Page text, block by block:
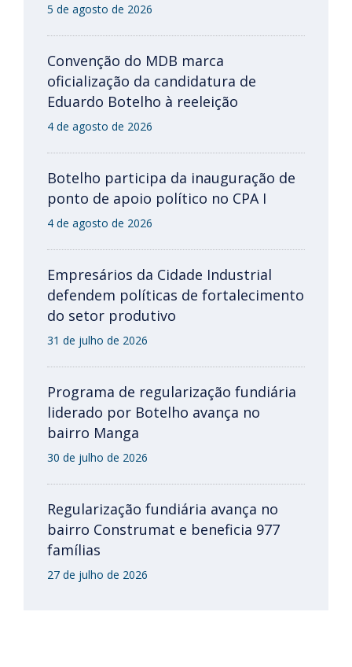
5 de agosto de 2026
Convenção do MDB marca
oficialização da candidatura de
Eduardo Botelho à reeleição
4 de agosto de 2026
Botelho participa da inauguração de
ponto de apoio político no CPA I
4 de agosto de 2026
Empresários da Cidade Industrial
defendem políticas de fortalecimento
do setor produtivo
31 de julho de 2026
Programa de regularização fundiária
liderado por Botelho avança no
bairro Manga
30 de julho de 2026
Regularização fundiária avança no
bairro Construmat e beneficia 977
famílias
27 de julho de 2026